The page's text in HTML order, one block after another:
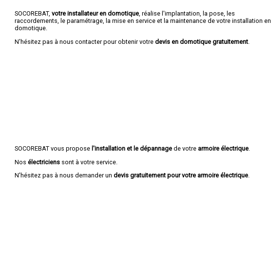
SOCOREBAT, votre installateur en domotique , réalise l'implantation, la pose, les
raccordements, le paramétrage, la mise en service et la maintenance de votre installation en
domotique.
N'hésitez pas à nous contacter pour obtenir votre devis en domotique gratuitement
SOCOREBAT vous propose l'installation et le dépannage de votre armoire électrique
Nos électriciens sont à votre service.
N'hésitez pas à nous demander un devis gratuitement pour votre armoire électrique.